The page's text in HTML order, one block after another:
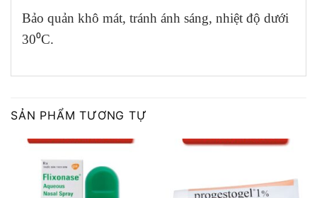
Bảo quản khô mát, tránh ánh sáng, nhiệt độ dưới
30⁰C.
SẢN PHẨM TƯƠNG TỰ